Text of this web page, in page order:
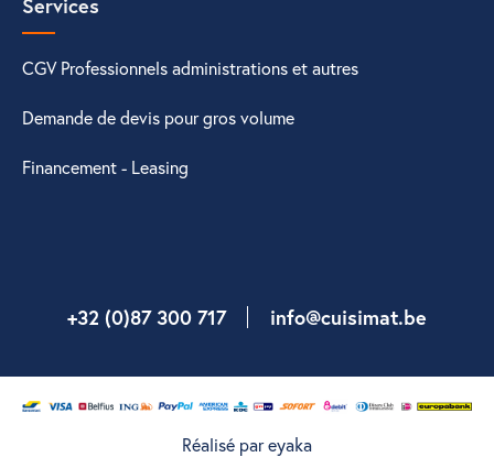
CGV Professionnels administrations et autres
Demande de devis pour gros volume
Financement - Leasing
+32 (0)87 300 717 info@cuisimat.be
Réalisé par eyaka